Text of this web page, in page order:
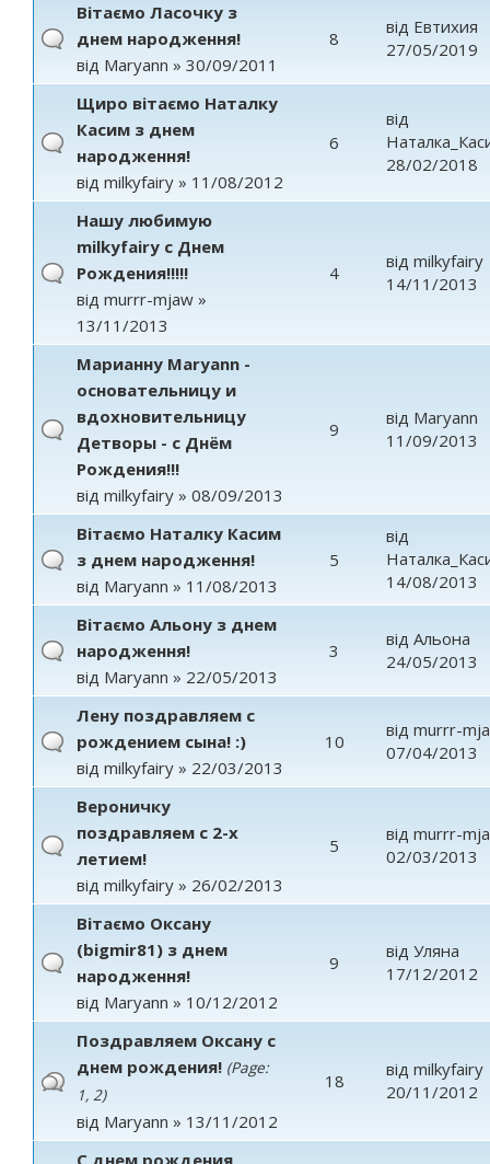
Вітаємо Ласочку з
днем народження!
від Maryann » 30/09/2011
8
від Евтихия
27/05/2019
Щиро вітаємо Наталку
Касим з днем
народження!
від milkyfairy » 11/08/2012
6
від
28/02/2018
Нашу любимую
milkyfairy с Днем
Рождения!!!!!
від murrr-mjaw »
13/11/2013
4
від milkyfairy
14/11/2013
Марианну Maryann -
основательницу и
вдохновительницу
Детворы - с Днём
Рождения!!!
від milkyfairy » 08/09/2013
9
від Maryann
11/09/2013
Вітаємо Наталку Касим
з днем народження!
від Maryann » 11/08/2013
5
від
14/08/2013
Вітаємо Альону з днем
народження!
від Maryann » 22/05/2013
3
від Альона
24/05/2013
Лену поздравляем с
рождением сына! :)
від milkyfairy » 22/03/2013
10
від murrr-
07/04/2013
Вероничку
поздравляем с 2-х
летием!
від milkyfairy » 26/02/2013
5
від murrr-
02/03/2013
Вітаємо Оксану
(bigmir81) з днем
народження!
від Maryann » 10/12/2012
9
від Уляна
17/12/2012
Поздравляем Оксану с
днем рождения! (Page:
1, 2)
від Maryann » 13/11/2012
18
від milkyfairy
20/11/2012
С днем рождения,